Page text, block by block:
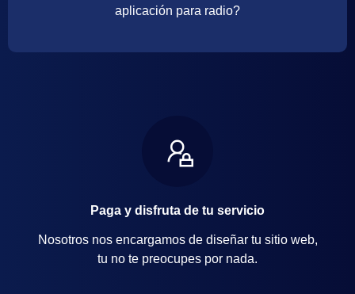
aplicación para radio?
Paga y disfruta de tu servicio
Nosotros nos encargamos de diseñar tu sitio web,
tu no te preocupes por nada.